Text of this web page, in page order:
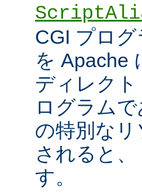
CGI プロ
を Apache
ディレク
ログラム
の特別な
されると
す。